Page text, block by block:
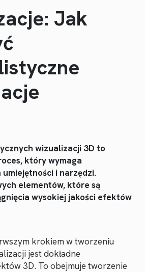
Jak
wizualizacji 3D to
który wymaga
i narzędzi.
elementów, które są
wysokiej jakości efektów
krokiem w tworzeniu
jest dokładne
3D. To obejmuje tworzenie